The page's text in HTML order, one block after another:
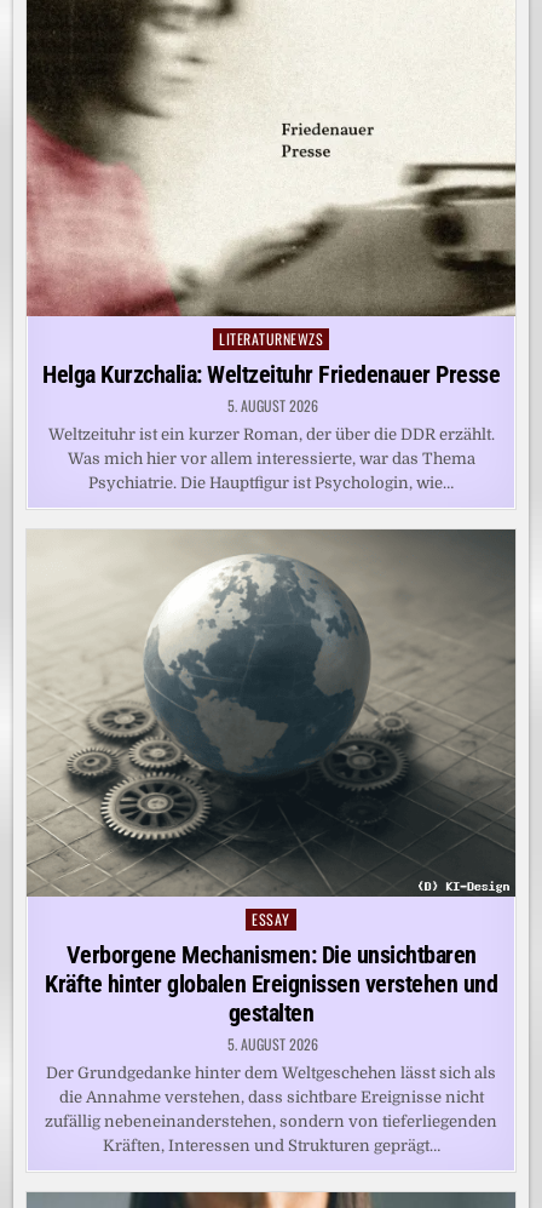
Posted
in
LITERATURNEWZS
Helga Kurzchalia: Weltzeituhr Friedenauer Presse
5. AUGUST 2026
Weltzeituhr ist ein kurzer Roman, der über die DDR erzählt.
Was mich hier vor allem interessierte, war das Thema
Psychiatrie. Die Hauptfigur ist Psychologin, wie…
Posted
in
ESSAY
Verborgene Mechanismen: Die unsichtbaren
Kräfte hinter globalen Ereignissen verstehen und
gestalten
5. AUGUST 2026
Der Grundgedanke hinter dem Weltgeschehen lässt sich als
die Annahme verstehen, dass sichtbare Ereignisse nicht
zufällig nebeneinanderstehen, sondern von tieferliegenden
Kräften, Interessen und Strukturen geprägt…